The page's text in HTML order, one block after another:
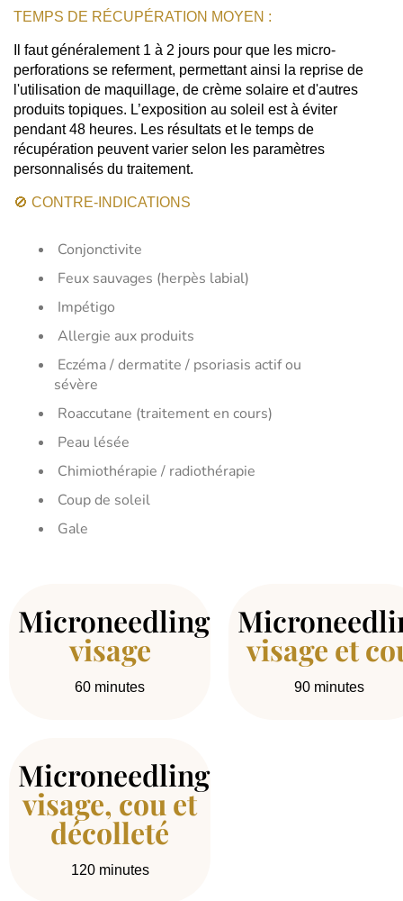
TEMPS DE RÉCUPÉRATION MOYEN :
Il faut généralement 1 à 2 jours pour que les micro-
perforations se referment, permettant ainsi la reprise de
l'utilisation de maquillage, de crème solaire et d'autres
produits topiques. L’exposition au soleil est à éviter
pendant 48 heures. Les résultats et le temps de
récupération peuvent varier selon les paramètres
personnalisés du traitement.
🚫 CONTRE-INDICATIONS
Conjonctivite
Feux sauvages (herpès labial)
Impétigo
Allergie aux produits
Eczéma / dermatite / psoriasis actif ou
sévère
Roaccutane (traitement en cours)
Peau lésée
Chimiothérapie / radiothérapie
Coup de soleil
Gale
Microneedling
visage
60 minutes
visage et
90 minutes
Microneedling
visage, cou et
décolleté
120 minutes